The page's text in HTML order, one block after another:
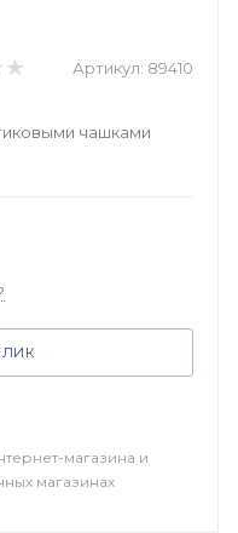
Артикул: 89410
чашками
магазина и
магазинах